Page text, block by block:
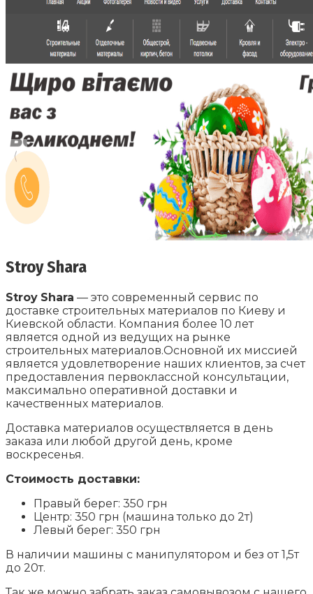
StroyShara
Stroy Shara — это современный сервис по
доставке строительных материалов по Киеву и
Киевской области. Компания более 10 лет
является одной из ведущих на рынке
строительных материалов.Основной их миссией
является удовлетворение наших клиентов, за счет
предоставления первоклассной консультации,
максимально оперативной доставки и
качественных материалов.
Доставка материалов осуществляется в день
заказа или любой другой день, кроме
воскресенья.
Стоимость доставки:
Правый берег: 350 грн
Центр: 350 грн (машина только до 2т)
Левый берег: 350 грн
В наличии машины с манипулятором и без от 1,5т
до 20т.